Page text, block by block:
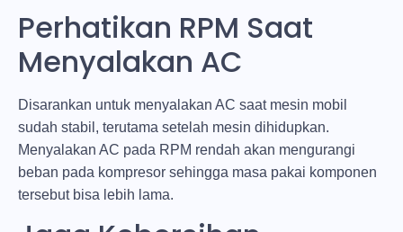
Perhatikan RPM Saat
Menyalakan AC
Disarankan untuk menyalakan AC saat mesin mobil
sudah stabil, terutama setelah mesin dihidupkan.
Menyalakan AC pada RPM rendah akan mengurangi
beban pada kompresor sehingga masa pakai komponen
tersebut bisa lebih lama.